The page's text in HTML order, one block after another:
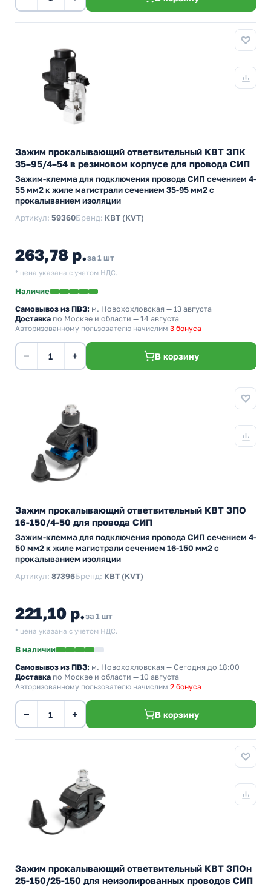
Зажим прокалывающий ответвительный КВТ ЗПК
35–95/4–54 в резиновом корпусе для провода СИП
Зажим-клемма для подключения провода СИП сечением 4-
55 мм2 к жиле магистрали сечением 35-95 мм2 с
прокалыванием изоляции
Артикул: 59360Бренд: КВТ (KVT)
263,78 р.за 1 шт
* цена указана с учетом НДС.
Наличие
Самовывоз из ПВЗ: м. Новохохловская — 13 августа
Доставка по Москве и области — 14 августа
Авторизованному пользователю начислим 3 бонуса
− + В корзину
Зажим прокалывающий ответвительный КВТ ЗПО
16-150/4-50 для провода СИП
Зажим-клемма для подключения провода СИП сечением 4-
50 мм2 к жиле магистрали сечением 16-150 мм2 с
прокалыванием изоляции
Артикул: 87396Бренд: КВТ (KVT)
221,10 р.за 1 шт
* цена указана с учетом НДС.
В наличии
Самовывоз из ПВЗ: м. Новохохловская — Сегодня до 18:00
Доставка по Москве и области — 10 августа
Авторизованному пользователю начислим 2 бонуса
− + В корзину
Зажим прокалывающий ответвительный КВТ ЗПОн
25-150/25-150 для неизолированных проводов СИП